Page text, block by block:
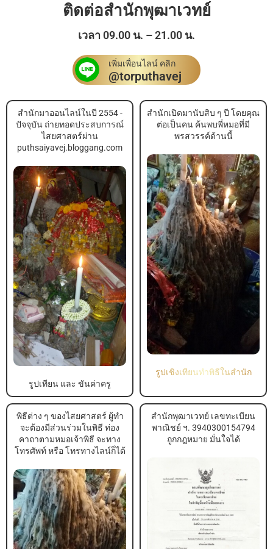
ติดต่อสำนักพุฒาเวทย์
เวลา 09.00 น. – 21.00 น.
เพิ่มเพื่อนไลน์ คลิก
@torputhavej
สำนักมาออนไลน์ในปี 2554 -
ปัจจุบัน ถ่ายทอดประสบการณ์
ไสยศาสตร์ผ่าน
puthsaiyavej.bloggang.com
รูปเทียน และ ขันค่าครู
สำนักเปิดมานับสิบ ๆ ปี โดยคุณ
ต่อเป็นคน ค้นพบพี่หมอที่มี
พรสวรรค์ด้านนี้
รูปเชิงเทียนทำพิธีในสำนัก
พิธีต่าง ๆ ของไสยศาสตร์ ผู้ทำ
จะต้องมีส่วนร่วมในพิธี ท่อง
คาถาตามหมอเจ้าพิธี จะทาง
โทรศัพท์ หรือ โทรทางไลน์ก็ได้
สำนักพุฒาเวทย์ เลขทะเบียน
พาณิชย์ ฯ. 3940300154794
ถูกกฎหมาย มั่นใจได้